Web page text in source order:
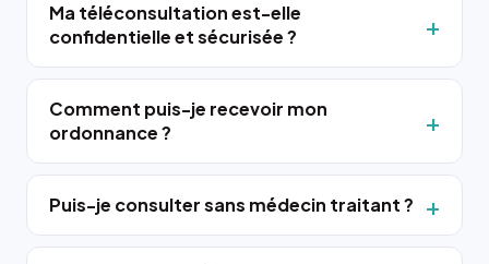
Ma téléconsultation est-elle
confidentielle et sécurisée ?
Comment puis-je recevoir mon
ordonnance ?
Puis-je consulter sans médecin traitant ?